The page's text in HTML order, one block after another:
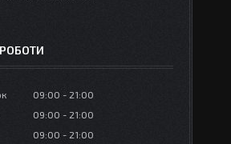
09:00
21:00
09:00
21:00
09:00 21:00